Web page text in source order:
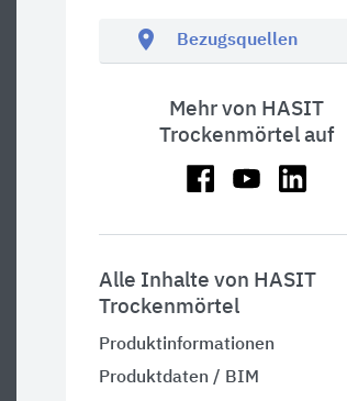
location_on Bezugsquellen
Mehr von HASIT
Trockenmörtel auf
Alle Inhalte von HASIT
Trockenmörtel
Produktinformationen
Produktdaten / BIM